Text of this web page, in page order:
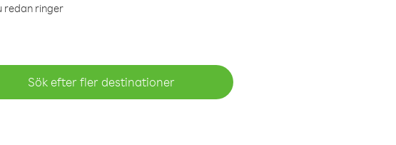
redan ringer
Sök efter fler destinationer